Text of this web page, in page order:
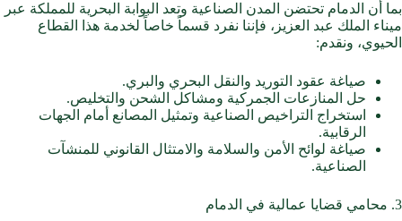
بما أن الدمام تحتضن المدن الصناعية وتعد البوابة البحرية للمملكة عبر
ميناء الملك عبد العزيز، فإننا نفرد قسماً خاصاً لخدمة هذا القطاع
الحيوي، ونقدم:
صياغة عقود التوريد والنقل البحري والبري.
حل المنازعات الجمركية ومشاكل الشحن والتخليص.
استخراج التراخيص الصناعية وتمثيل المصانع أمام الجهات
الرقابية.
صياغة لوائح الأمن والسلامة والامتثال القانوني للمنشآت
الصناعية.
3. محامي قضايا عمالية في الدمام